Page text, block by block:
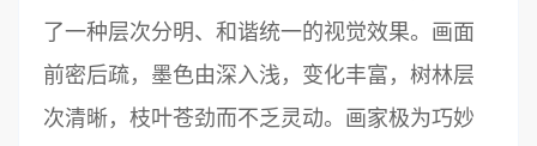
了一种层次分明、和谐统一的视觉效果。画面
前密后疏，墨色由深入浅，变化丰富，树林层
次清晰，枝叶苍劲而不乏灵动。画家极为巧妙